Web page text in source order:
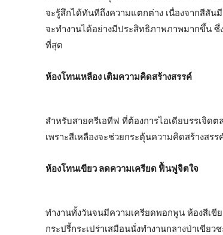
จะรู้สึกได้ทันทีถึงความแตกต่าง เนื่องจากสีสั
จะทำงานได้อย่างมีประสิทธิภาพภาพมากขึ้น ซึ่
ที่สุด
ห้องโทนเหลือง เติมความคิดสร้างสรรค์
สำหรับสายครีเอทีฟ ที่ต้องการไอเดียบรรเจิด
เพราะสีเหลืองจะช่วยกระตุ้นความคิดสร้างสร
ห้องโทนเขียว ลดความเครียด ฟื้นฟูจิตใจ
ทำงานทั้งวันจนมีความเครียดพอกพูน ห้องสีเ
กระปรี้กระเปร่าเสมือนนั่งทำงานกลางป่าเขีย